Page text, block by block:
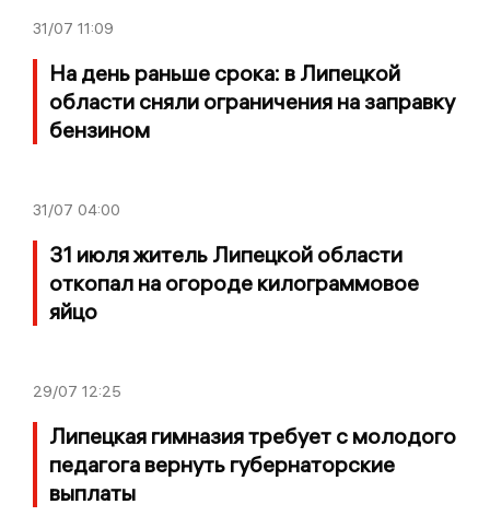
31/07 11:09
На день раньше срока: в Липецкой
области сняли ограничения на заправку
бензином
31/07 04:00
31 июля житель Липецкой области
откопал на огороде килограммовое
яйцо
29/07 12:25
Липецкая гимназия требует с молодого
педагога вернуть губернаторские
выплаты